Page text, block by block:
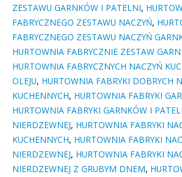
ZESTAWU GARNKÓW I PATELNI,
FABRYCZNEGO ZESTAWU NACZYŃ,
FABRYCZNEGO ZESTAWU NACZYŃ
HURTOWNIA FABRYCZNIE ZESTAW
HURTOWNIA FABRYCZNYCH NACZYŃ
OLEJU, HURTOWNIA FABRYKI DOBRYCH
KUCHENNYCH, HURTOWNIA FABRYKI
HURTOWNIA FABRYKI GARNKÓW I
NIERDZEWNEJ, HURTOWNIA FABRYKI
KUCHENNYCH, HURTOWNIA FABRYKI
NIERDZEWNEJ, HURTOWNIA FABRYKI
NIERDZEWNEJ Z GRUBYM DNEM,